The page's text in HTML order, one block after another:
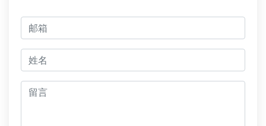
邮箱
jmeno
留言